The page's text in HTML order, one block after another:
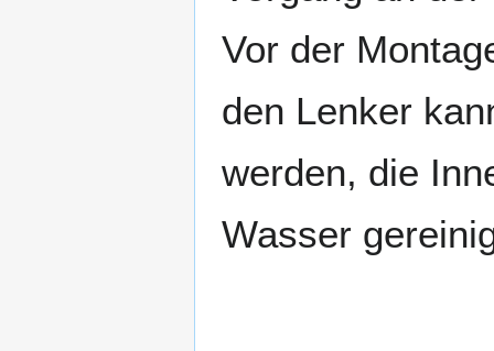
Vor der
den Lenker
werden, die
Wasser